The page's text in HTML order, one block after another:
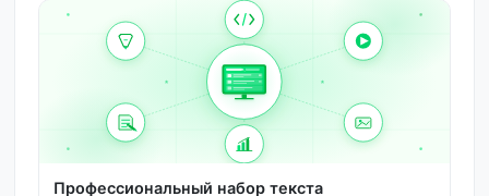
Профессиональный набор текста